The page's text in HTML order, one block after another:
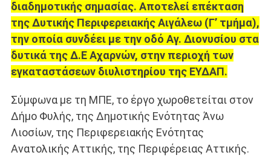
διαδημοτικής σημασίας. Αποτελεί επέκταση
της Δυτικής Περιφερειακής Αιγάλεω (Γ’ τμήμα),
την οποία συνδέει με την οδό Αγ. Διονυσίου στα
δυτικά της Δ.Ε Αχαρνών, στην περιοχή των
εγκαταστάσεων διυλιστηρίου της ΕΥΔΑΠ.
Σύμφωνα με τη ΜΠΕ, το έργο χωροθετείται στον
Δήμο Φυλής, της Δημοτικής Ενότητας Άνω
Λιοσίων, της Περιφερειακής Ενότητας
Ανατολικής Αττικής, της Περιφέρειας Αττικής.